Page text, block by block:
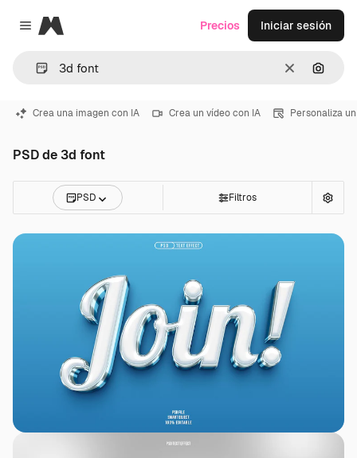
Close menu
Magnific
Borrar
Precios Iniciar sesión
Crea una imagen con IA Crea un vídeo con IA Personaliza
PSD de 3d font
PSD Filtros